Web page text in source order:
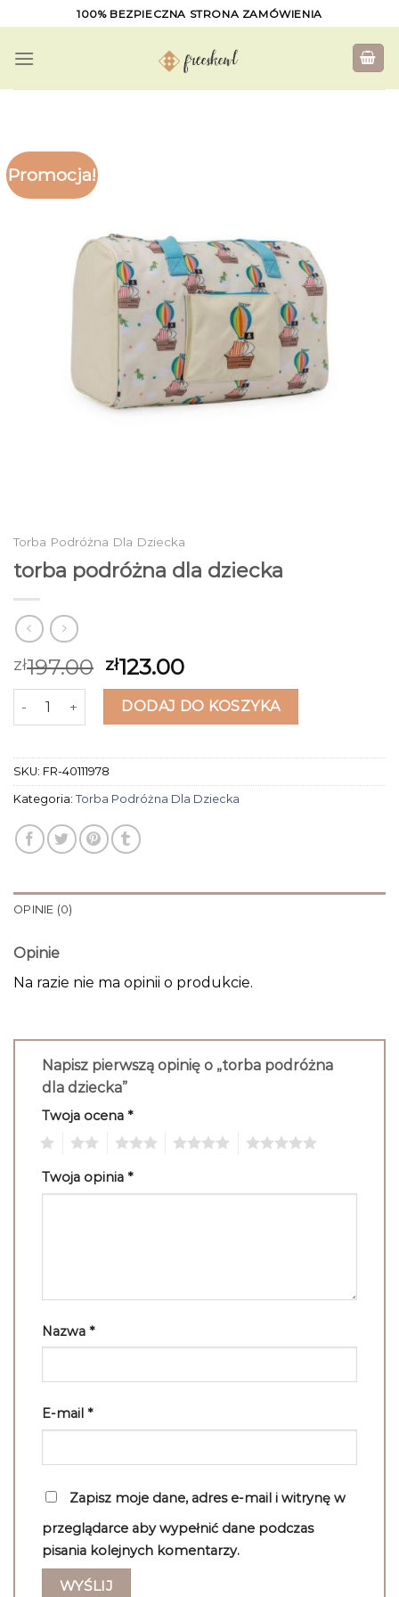
to
content
100% BEZPIECZNA STRONA ZAMÓWIENIA
Promocja!
Torba Podróżna Dla Dziecka
torba podróżna dla dziecka
zł197.00 zł123.00
ilość torba podróżna dla dziecka
DODAJ DO KOSZYKA
SKU: FR-40111978
Kategoria: Torba Podróżna Dla Dziecka
OPINIE (0)
Opinie
Na razie nie ma opinii o produkcie.
Napisz pierwszą opinię o „torba podróżna
dla dziecka”
Twoja ocena *
Twoja opinia *
Nazwa *
E-mail *
Zapisz moje dane, adres e-mail i witrynę w
przeglądarce aby wypełnić dane podczas
pisania kolejnych komentarzy.